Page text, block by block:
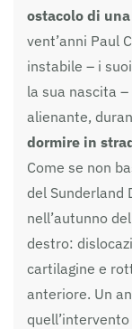
ostacolo di
vent’anni Paul
instabile – i
la sua nascita –
alienante,
dormire in
Come se non
del Sunderland
nell’autunno
destro:
cartilagine e
anteriore. Un
quell’intervento